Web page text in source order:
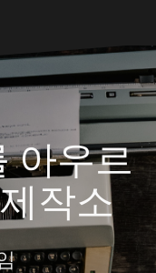
아우르
작소